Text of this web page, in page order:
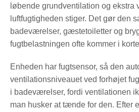
løbende grundventilation og ekstra
luftfugtigheden stiger. Det gør den
badeværelser, gæstetoiletter og
fugtbelastningen ofte kommer i
Enheden har fugtsensor, så den
ventilationsniveauet ved forhøjet
i badeværelser, fordi ventilationen
man husker at tænde for den. Efter